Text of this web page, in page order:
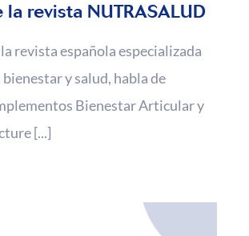
la revista NUTRASALUD
revista española especializada
y salud, habla de
Bienestar Articular y
[...]